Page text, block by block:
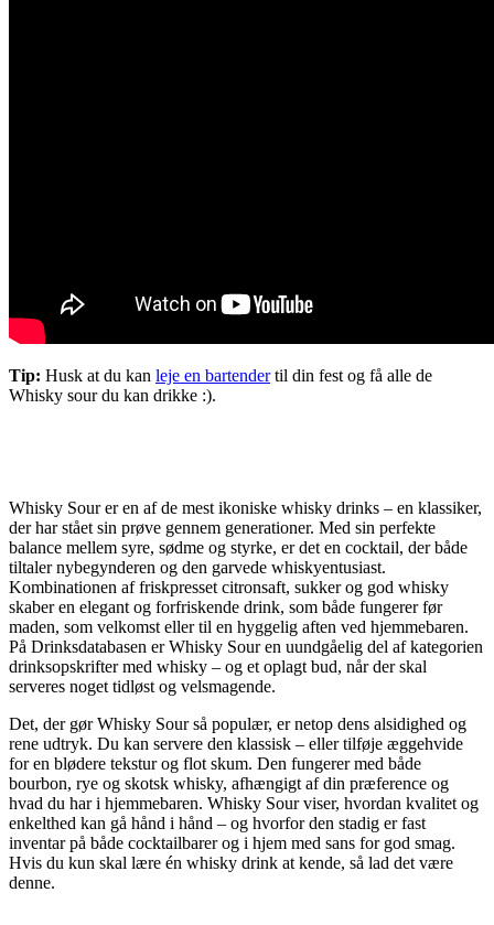
Tip: Husk at du kan leje en bartendertil din fest og få alle de
Whisky sour du kan drikke :).
Whisky Sour er en af de mest ikoniske whisky drinks – en klassiker,
der har stået sin prøve gennem generationer. Med sin perfekte
balance mellem syre, sødme og styrke, er det en cocktail, der både
tiltaler nybegynderen og den garvede whiskyentusiast.
Kombinationen af friskpresset citronsaft, sukker og god whisky
skaber en elegant og forfriskende drink, som både fungerer før
maden, som velkomst eller til en hyggelig aften ved hjemmebaren.
På Drinksdatabasen er Whisky Sour en uundgåelig del af kategorien
drinksopskrifter med whisky – og et oplagt bud, når der skal
serveres noget tidløst og velsmagende.
Det, der gør Whisky Sour så populær, er netop dens alsidighed og
rene udtryk. Du kan servere den klassisk – eller tilføje æggehvide
for en blødere tekstur og flot skum. Den fungerer med både
bourbon, rye og skotsk whisky, afhængigt af din præference og
hvad du har i hjemmebaren. Whisky Sour viser, hvordan kvalitet og
enkelthed kan gå hånd i hånd – og hvorfor den stadig er fast
inventar på både cocktailbarer og i hjem med sans for god smag.
Hvis du kun skal lære én whisky drink at kende, så lad det være
denne.